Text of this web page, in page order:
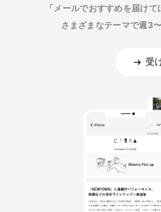
「メールでおすすめを届け
さまざまなテーマで週3
受